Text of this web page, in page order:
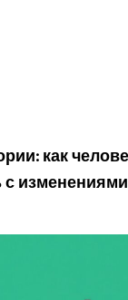
как
с изменениями